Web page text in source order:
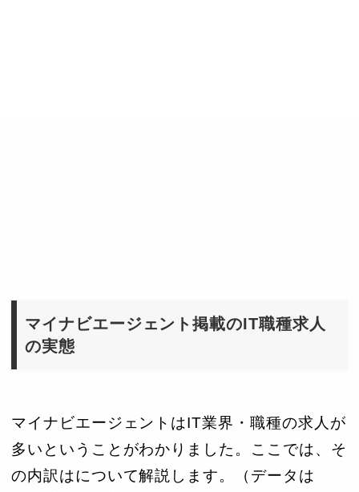
マイナビエージェント掲載のIT職種求人
の実態
マイナビエージェントはIT業界・職種の求人が
多いということがわかりました。ここでは、そ
の内訳はについて解説します。（データは